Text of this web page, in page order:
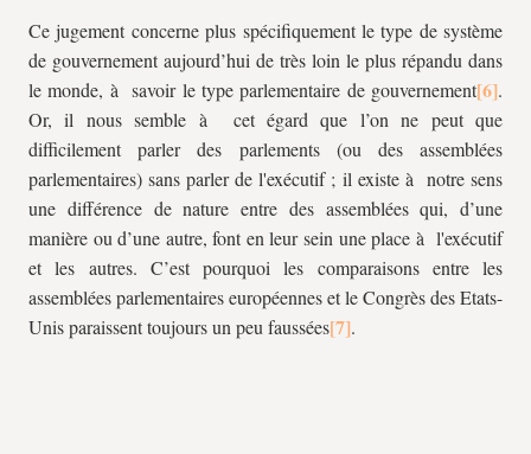
Ce jugement concerne plus spécifiquement le type de système
de gouvernement aujourd’hui de très loin le plus répandu dans
le monde, à savoir le type parlementaire de gouvernement
.
Or, il nous semble à cet égard que l’on ne peut que
difficilement parler des parlements (ou des assemblées
parlementaires) sans parler de l'exécutif ; il existe à notre sens
une différence de nature entre des assemblées qui, d’une
manière ou d’une autre, font en leur sein une place à l'exécutif
et les autres. C’est pourquoi les comparaisons entre les
assemblées parlementaires européennes et le Congrès des Etats-
Unis paraissent toujours un peu faussées
.